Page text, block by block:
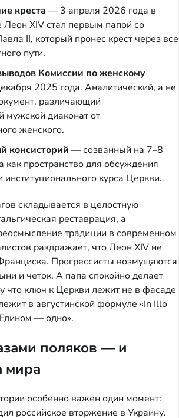
креста — 3 апреля 2026 года в
Леон XIV стал первым папой со
II, который пронес крест через все
пути.
Комиссии по женскому
2025 года. Аналитический, а не
различающий
мужской диаконат от
женского.
консисторий — созванный на 7–8
как пространство для обсуждения
институционального курса Церкви.
складывается в целостную
реставрация, а
традиции в современном
раздражает, что Леон XIV не
Прогрессисты возмущаются
и четок. А папа спокойно делает
что ключ к Церкви лежит не в фасаде
в августинской формуле «In Illo
— одно».
поляков — и
мира
особенно важен один момент:
российское вторжение в Украину.